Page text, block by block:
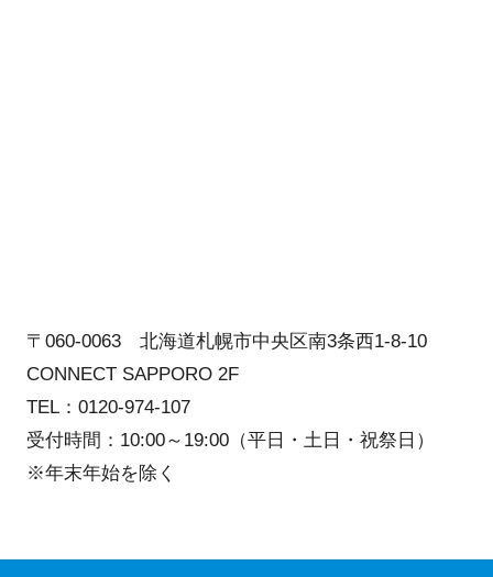
〒060-0063 北海道札幌市中央区南3条西1-8-10
CONNECT SAPPORO 2F
TEL：0120-974-107
受付時間：10:00～19:00（平日・土日・祝祭日）
※年末年始を除く